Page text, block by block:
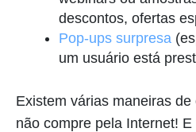
descontos, ofertas
Pop-ups surpresa
um usuário está
Existem várias maneiras
não compre pela Internet!